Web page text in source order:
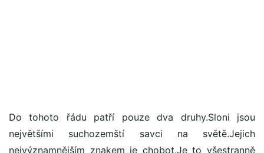
Do tohoto řádu patří pouze dva druhy.Sloni jsou
největšími suchozemští savci na světě.Jejich
nejvýznamnějším znakem je chobot.Je to všestranně